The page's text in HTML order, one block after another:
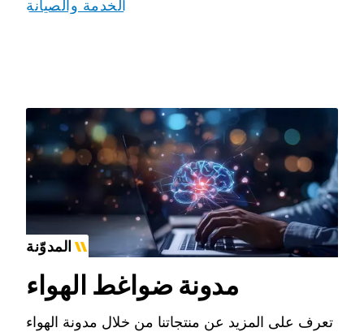
الخدمة والصيانة
المدوّنة
مدونة ضواغط الهواء
تعرف على المزيد عن منتجاتنا من خلال مدونة الهواء